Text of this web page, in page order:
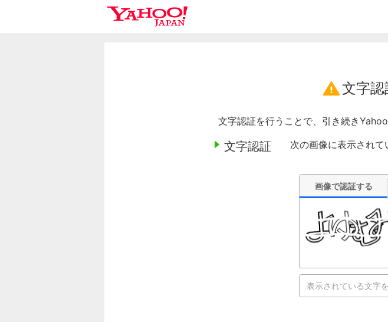
文字
文字認証を行うことで、引き続き
文字認証 次の画像に表示されて
画像で認証する